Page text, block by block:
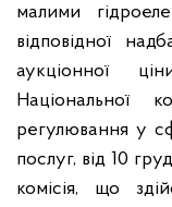
малими
відповідної
аукціонної
Національної
регулювання у
послуг, від 10
комісія, що